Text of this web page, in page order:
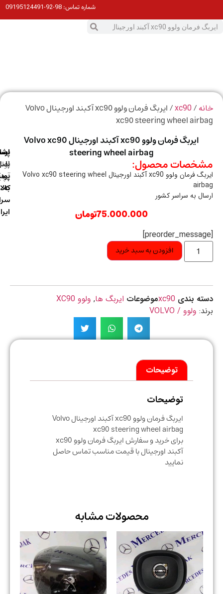
شماره تماس:98-92-09195124491
/
xc90
/ ایربگ فرمان ولوو xc90 آکبند اورجینال Volvo
xc90 steering wheel
ایربگ فرمان ولوو xc90 آکبند اورجینال Volvo xc90
steering wheel airbag
محصول:
ایربگ فرمان ولوو xc90 آکبند اورجینال Volvo xc90 steering wheel
به سراسر کشور
75.000.000تومان
افزودن به سبد خرید
بندی xc90 موضوعات ایربگ ها,ولوو XC90
ولوو / VOLVO
پست
سراسر
اصالت
بودن
پشتیبانی
(واتس
آپ)
توضیحات
توضیحات
ایربگ فرمان ولوو xc90 آکبند اورجینال Volvo
xc90 steering wheel airbag
برای خرید و سفارش ایربگ فرمان ولوو xc90
آکبند اورجینال با قیمت مناسب تماس حاصل
نمایید
محصولات مشابه